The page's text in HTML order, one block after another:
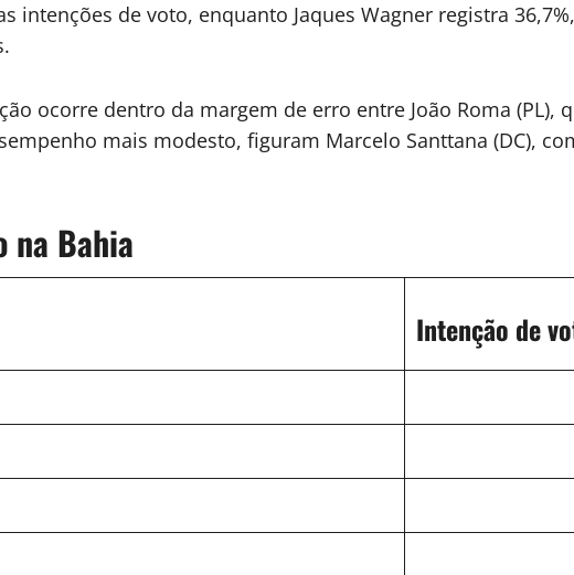
intenções de voto, enquanto Jaques Wagner registra
ocorre dentro da margem de erro entre João Roma (PL),
mais modesto, figuram Marcelo Santtana (DC),
na Bahia
Intenção de